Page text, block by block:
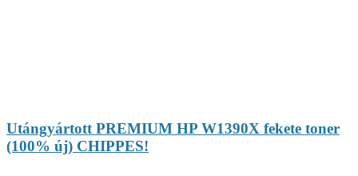
Utángyártott PREMIUM HP W1390X fekete toner
(100% új) CHIPPES!